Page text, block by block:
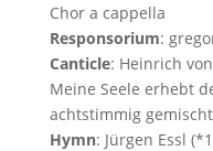
Chor a cappella
Responsorium:
Canticle: Heinrich
Meine Seele erhebt
achtstimmig
Hymn: Jürgen Essl